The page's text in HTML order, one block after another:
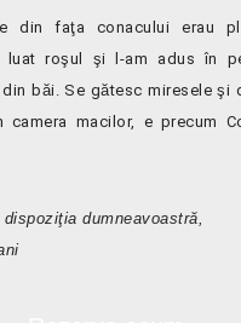
din faţa conacului erau
luat roşul şi l-am adus în
băi. Se gătesc miresele şi
camera macilor, e precum
dumneavoastră,